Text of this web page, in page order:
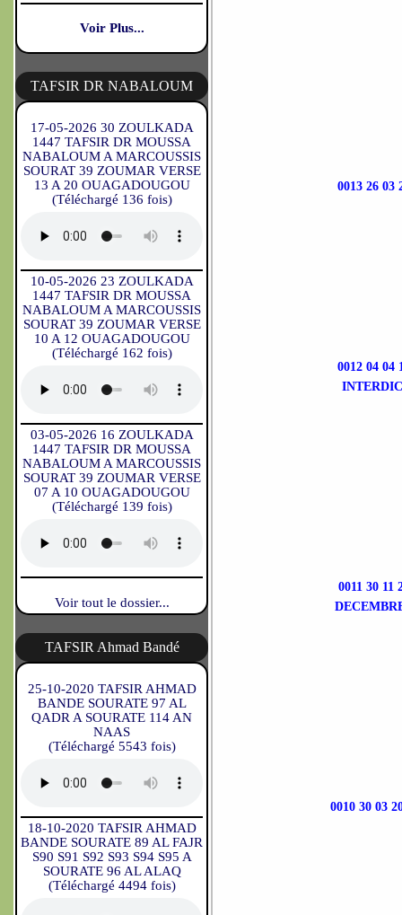
Voir Plus...
TAFSIR DR NABALOUM
17-05-2026 30 ZOULKADA
1447 TAFSIR DR MOUSSA
NABALOUM A MARCOUSSIS
SOURAT 39 ZOUMAR VERSE
13 A 20 OUAGADOUGOU
(Téléchargé 136 fois)
10-05-2026 23 ZOULKADA
1447 TAFSIR DR MOUSSA
NABALOUM A MARCOUSSIS
SOURAT 39 ZOUMAR VERSE
10 A 12 OUAGADOUGOU
(Téléchargé 162 fois)
03-05-2026 16 ZOULKADA
1447 TAFSIR DR MOUSSA
NABALOUM A MARCOUSSIS
SOURAT 39 ZOUMAR VERSE
07 A 10 OUAGADOUGOU
(Téléchargé 139 fois)
Voir tout le dossier...
TAFSIR Ahmad Bandé
25-10-2020 TAFSIR AHMAD
BANDE SOURATE 97 AL
QADR A SOURATE 114 AN
NAAS
(Téléchargé 5543 fois)
18-10-2020 TAFSIR AHMAD
BANDE SOURATE 89 AL FAJR
S90 S91 S92 S93 S94 S95 A
SOURATE 96 AL ALAQ
(Téléchargé 4494 fois)
0013 26
0012 04
0011 30
0010 30 03